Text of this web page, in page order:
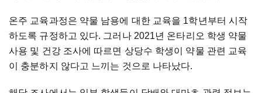
온주 교육과정은 약물 남용에 대한 교육을 1학년부터 시작
하도록 규정하고 있다. 그러나 2021년 온타리오 학생 약물
사용 및 건강 조사에 따르면 상당수 학생이 약물 관련 교육
이 충분하지 않다고 느끼는 것으로 나타났다.